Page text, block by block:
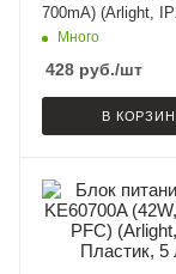
700mA) (Arlight,
Пластик, 5 лет)
Много
428 руб./шт
В